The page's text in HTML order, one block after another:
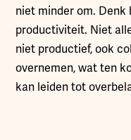
niet minder om. Denk
productiviteit. Niet
niet productief, ook
overnemen, wat ten
kan leiden tot